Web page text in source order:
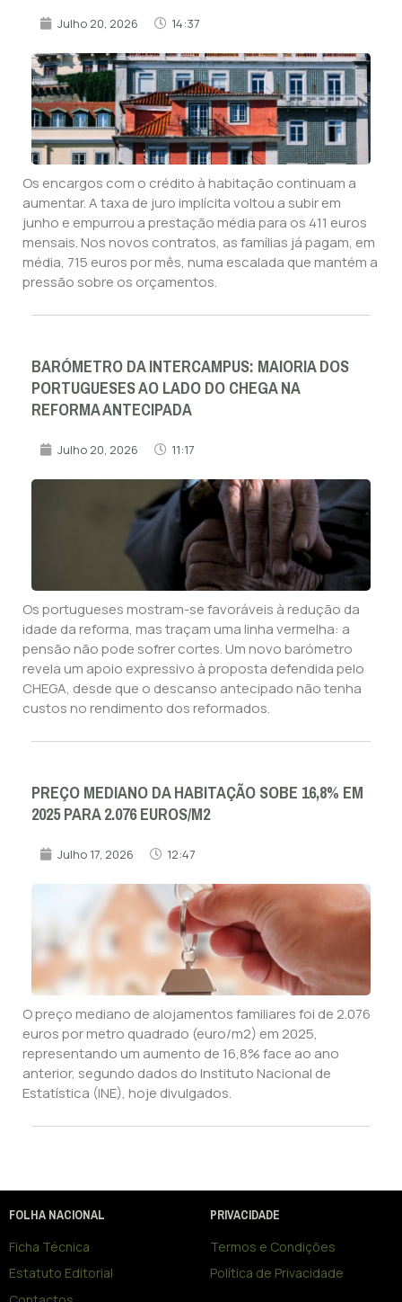
Julho 20, 2026 14:37
Os encargos com o crédito à habitação continuam a
aumentar. A taxa de juro implícita voltou a subir em
junho e empurrou a prestação média para os 411 euros
mensais. Nos novos contratos, as famílias já pagam, em
média, 715 euros por mês, numa escalada que mantém a
pressão sobre os orçamentos.
BARÓMETRO DA INTERCAMPUS: MAIORIA DOS
PORTUGUESES AO LADO DO CHEGA NA
REFORMA ANTECIPADA
Julho 20, 2026 11:17
Os portugueses mostram-se favoráveis à redução da
idade da reforma, mas traçam uma linha vermelha: a
pensão não pode sofrer cortes. Um novo barómetro
revela um apoio expressivo à proposta defendida pelo
CHEGA, desde que o descanso antecipado não tenha
custos no rendimento dos reformados.
PREÇO MEDIANO DA HABITAÇÃO SOBE 16,8% EM
2025 PARA 2.076 EUROS/M2
Julho 17, 2026 12:47
O preço mediano de alojamentos familiares foi de 2.076
euros por metro quadrado (euro/m2) em 2025,
representando um aumento de 16,8% face ao ano
anterior, segundo dados do Instituto Nacional de
Estatística (INE), hoje divulgados.
FOLHA NACIONAL
Ficha Técnica
Estatuto Editorial
PRIVACIDADE
Termos e Condições
Política de Privacidade